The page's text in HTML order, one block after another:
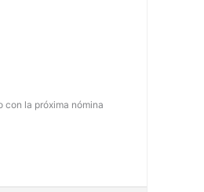
con la próxima nómina